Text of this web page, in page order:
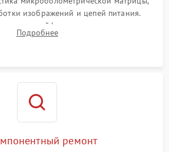
изображений и цепей питания.
шлейфов, модуля памяти и
сгоревших SMD-компонентов
Подробнее
ремонт